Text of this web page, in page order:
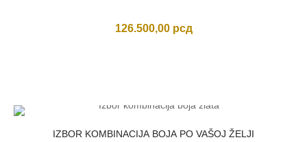
126.500,00 рсд
IZBOR KOMBINACIJA BOJA PO VAŠOJ ŽELJI